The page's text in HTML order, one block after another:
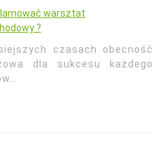
warsztat
?
czasach obecność
dla sukcesu każdego